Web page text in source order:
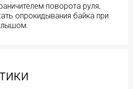
поворота руля,
опрокидывания байка при